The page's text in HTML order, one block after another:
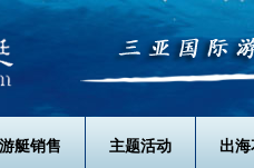
游艇销售 主题活动 出海